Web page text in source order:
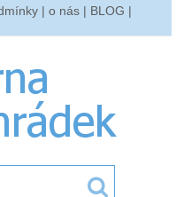
| o nás | BLOG |